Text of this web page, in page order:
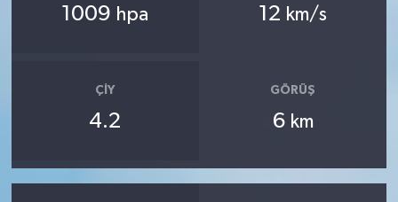
1009 hpa 12 km/s
ÇIY
4.2
GÖRÜŞ
6 km